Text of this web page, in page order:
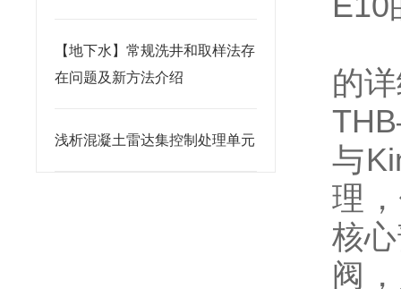
【地下水】常规洗井和取样法存
在问题及新方法介绍
浅析混凝土雷达集控制处理单元
的
与
理
核
阀